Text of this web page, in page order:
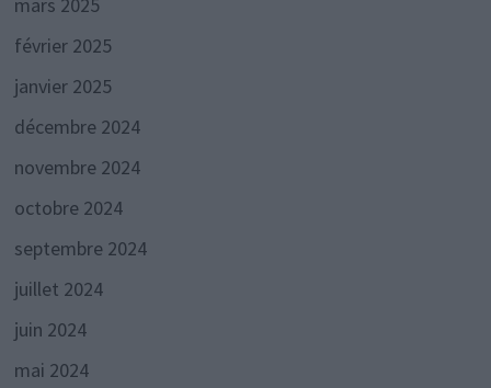
février 2025
janvier 2025
décembre 2024
novembre 2024
octobre 2024
septembre 2024
juillet 2024
juin 2024
mai 2024